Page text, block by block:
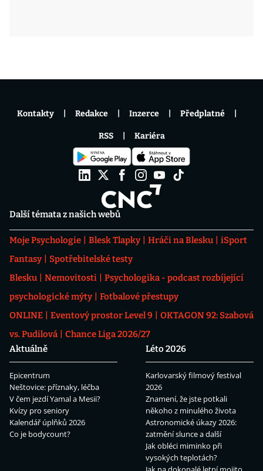
Další témata z našich webů
Moje Psychologie Blesk Tlapky Hráči na Blesku
iSport
Fantasy
Spotřebitelské testy
Blesku
Nemovitosti
Psychologika - podcast rozbíjející
psychologické mýty
Fotbalové přestupy
ONLINE
Eventový prostor Level 9
OKTAGON 92: Szabová
vs. Pudilová
Chance Liga 2026/27
Aktuálně
Epicentrum
Neštovice: příznaky, léčba
V čem jezdí Yamal a Mesii?
Kvízy pro seniory
Kalendář úplňků 2026
Co je bodycount?
Léto 2026
Karlovarský filmový festival
2026
Znamení, že jste potkali
někoho z minulého života
Astronomické úkazy 2026:
zatmění slunce a další
Jak obléci miminko při
vysokých teplotách?
Kontakty Redakce Inzerce Předplatné
RSS Kariéra